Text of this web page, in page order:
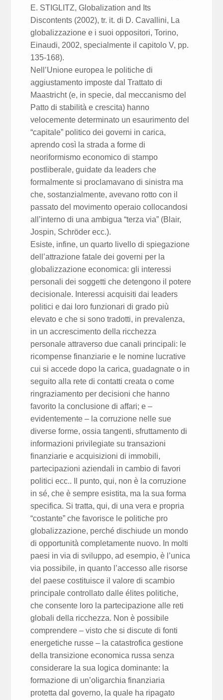
E. STIGLITZ, Globalization and Its
Discontents (2002), tr. it. di D. Cavallini, La
globalizzazione e i suoi oppositori, Torino,
Einaudi, 2002, specialmente il capitolo V, pp.
135-168).
Nell’Unione europea le politiche di
aggiustamento imposte dal Trattato di
Maastricht (e, in specie, dal meccanismo del
Patto di stabilità e crescita) hanno
velocemente determinato un esaurimento del
“capitale” politico dei governi in carica,
aprendo così la strada a forme di
neoriformismo economico di stampo
postliberale, guidate da leaders che
formalmente si proclamavano di sinistra ma
che, sostanzialmente, avevano rotto con il
passato del movimento operaio collocandosi
all’interno di una ambigua “terza via” (Blair,
Jospin, Schröder ecc.).
Esiste, infine, un quarto livello di spiegazione
dell’attrazione fatale dei governi per la
globalizzazione economica: gli interessi
personali dei soggetti che detengono il potere
decisionale. Interessi acquisiti dai leaders
politici e dai loro funzionari di grado più
elevato e che si sono tradotti, in prevalenza,
in un accrescimento della ricchezza
personale attraverso due canali principali: le
ricompense finanziarie e le nomine lucrative
cui si accede dopo la carica, guadagnate o in
seguito alla rete di contatti creata o come
ringraziamento per decisioni che hanno
favorito la conclusione di affari; e –
evidentemente – la corruzione nelle sue
diverse forme, ossia tangenti, sfruttamento di
informazioni privilegiate su transazioni
finanziarie e acquisizioni di immobili,
partecipazioni aziendali in cambio di favori
politici ecc.. Il punto, qui, non è la corruzione
in sé, che è sempre esistita, ma la sua forma
specifica. Si tratta, qui, di una vera e propria
“costante” che favorisce le politiche pro
globalizzazione, perché dischiude un mondo
di opportunità completamente nuovo. In molti
paesi in via di sviluppo, ad esempio, è l’unica
via possibile, in quanto l’accesso alle risorse
del paese costituisce il valore di scambio
principale controllato dalle élites politiche,
che consente loro la partecipazione alle reti
globali della ricchezza. Non è possibile
comprendere – visto che si discute di fonti
energetiche russe – la catastrofica gestione
della transizione economica russa senza
considerare la sua logica dominante: la
formazione di un’oligarchia finanziaria
protetta dal governo, la quale ha ripagato